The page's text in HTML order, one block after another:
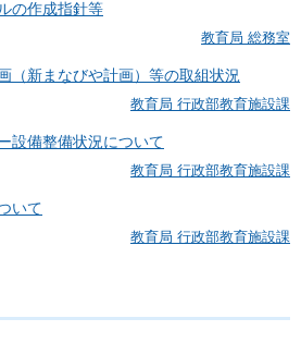
の作成指針等
教育局 総務室
（新まなびや計画）等の取組状況
教育局 行政部教育施設課
設備整備状況について
教育局 行政部教育施設課
いて
教育局 行政部教育施設課